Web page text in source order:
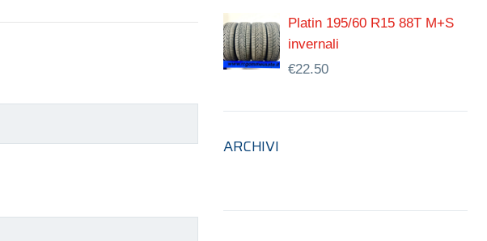
Platin 195/60 R15 88T M+S
invernali
€22.50
ARCHIVI